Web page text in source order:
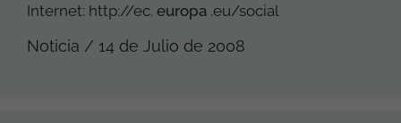
Internet: http://ec. europa .eu/social
Noticia / 14 de Julio de 2008